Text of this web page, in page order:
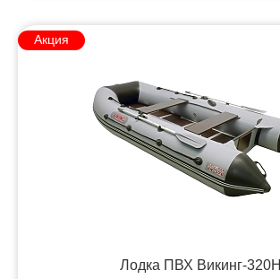
Акция
Лодка ПВХ Викинг-320Н